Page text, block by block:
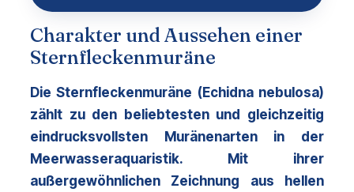
Charakter und Aussehen einer
Sternfleckenmuräne
Die Sternfleckenmuräne ( Echidna nebulosa)
zählt zu den beliebtesten und gleichzeitig
eindrucksvollsten Muränenarten in der
Meerwasseraquaristik. Mit ihrer
außergewöhnlichen Zeichnung aus hellen